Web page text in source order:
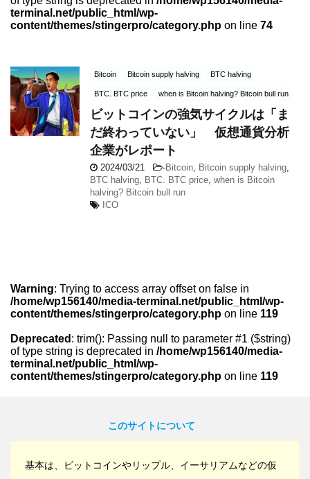
terminal.net/public_html/wp-
content/themes/stingerpro/category.php on line 74
Bitcoin Bitcoin supply halving BTC halving
BTC. BTC price when is Bitcoin halving? Bitcoin bull run
ビットコインの強気サイクルは「ま
だ終わっていない」 仮想通貨分析
企業がレポート
2024/03/21 -Bitcoin Bitcoin supply halving
BTC halving BTC. BTC price when is Bitcoin
halving? Bitcoin bull run
ICO
Warning: Trying to access array offset on false in
/home/wp156140/media-terminal.net/public_html/wp-
content/themes/stingerpro/category.php on line 119
Deprecated : trim(): Passing null to parameter #1 ($string)
of type string is deprecated in /home/wp156140/media-
terminal.net/public_html/wp-
content/themes/stingerpro/category.php on line 119
このサイトについて
基本は、ビットコインやリップル、イーサリアムなどの仮